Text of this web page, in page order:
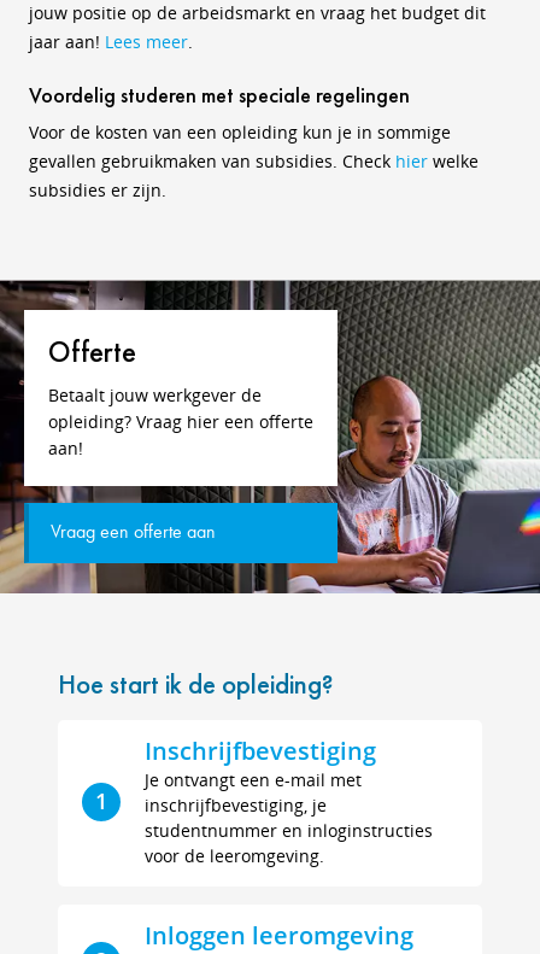
jouw positie op de arbeidsmarkt en vraag het budget dit
jaar aan! Lees meer.
Voordelig studeren met speciale regelingen
Voor de kosten van een opleiding kun je in sommige
gevallen gebruikmaken van subsidies. Check hier welke
subsidies er zijn.
Offerte
Betaalt jouw werkgever de
opleiding? Vraag hier een offerte
aan!
Vraag een offerte aan
Hoe start ik de opleiding?
1
Inschrijfbevestiging
Je ontvangt een e-mail met
inschrijfbevestiging, je
studentnummer en inloginstructies
voor de leeromgeving.
Inloggen leeromgeving